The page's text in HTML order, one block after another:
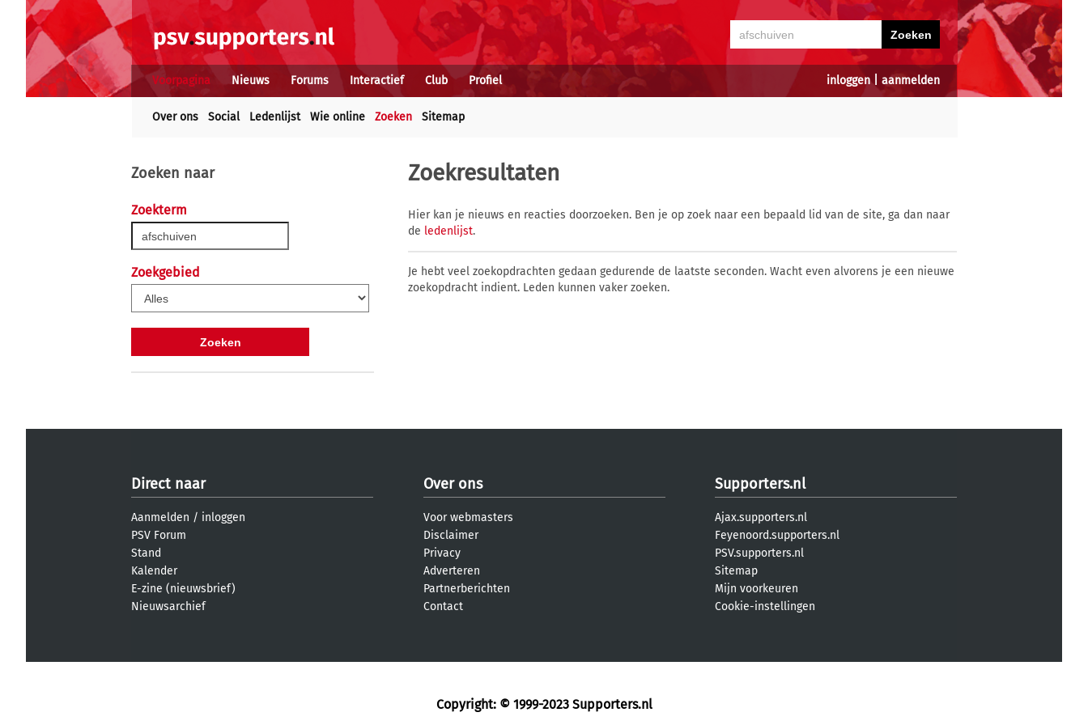
inloggen| aanmelden
Voorpagina Nieuws Forums Interactief Club Profiel
Over ons Social Ledenlijst Wie online Zoeken Sitemap
Zoeken naar
Zoekterm
Zoekgebied
Zoekresultaten
Hier kan je nieuws en reacties doorzoeken. Ben je op zoek naar een bepaald lid van de site, ga dan naar
de ledenlijst.
Je hebt veel zoekopdrachten gedaan gedurende de laatste seconden. Wacht even alvorens je een nieuwe
zoekopdracht indient. Leden kunnen vaker zoeken.
Direct naar
Aanmelden / inloggen
PSV Forum
Stand
Kalender
E-zine (nieuwsbrief)
Nieuwsarchief
Over ons
Voor webmasters
Disclaimer
Privacy
Adverteren
Partnerberichten
Contact
Supporters.nl
Ajax.supporters.nl
Feyenoord.supporters.nl
PSV.supporters.nl
Sitemap
Mijn voorkeuren
Cookie-instellingen
Copyright: © 1999-2023 Supporters.nl